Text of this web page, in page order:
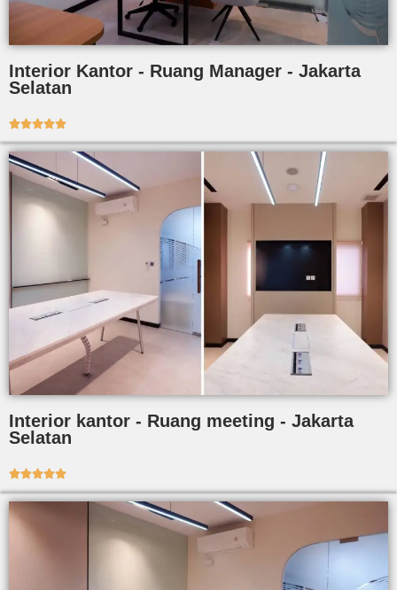
Interior Kantor - Ruang Manager - Jakarta
Selatan

Interior kantor - Ruang meeting - Jakarta
Selatan
